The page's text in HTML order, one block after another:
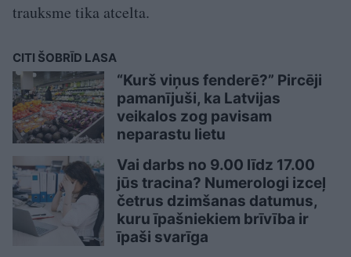
trauksme tika atcelta.
CITI ŠOBRĪD LASA
“Kurš viņus fenderē?” Pircēji
pamanījuši, ka Latvijas
veikalos zog pavisam
neparastu lietu
Vai darbs no 9.00 līdz 17.00
jūs tracina? Numerologi izceļ
četrus dzimšanas datumus,
kuru īpašniekiem brīvība ir
īpaši svarīga